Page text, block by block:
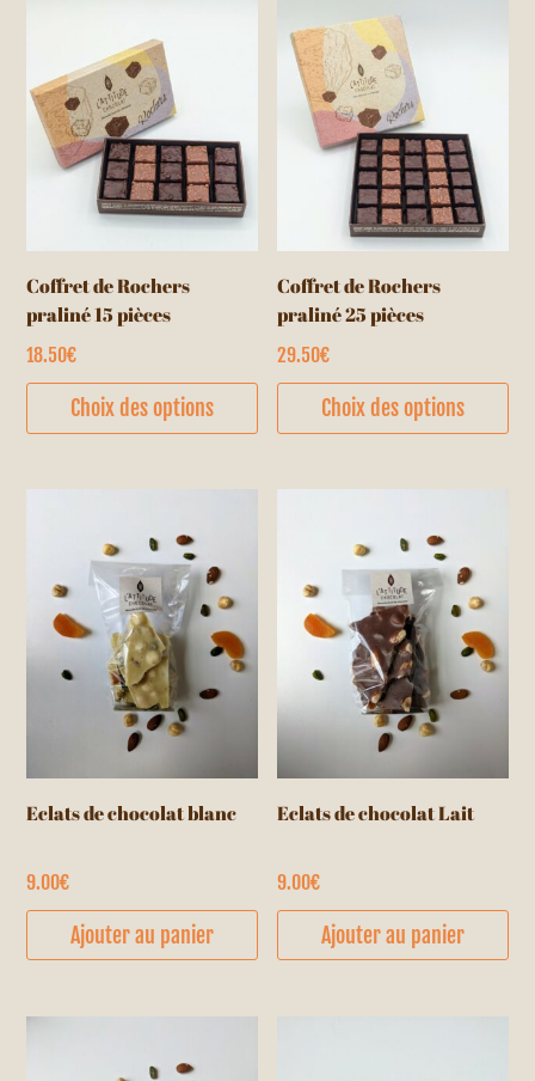
Coffret de Rochers
praliné 15 pièces
18.50€
Choix des options
Ce
produit
peuvent
choisies
produit
Coffret de Rochers
praliné 25 pièces
29.50€
Choix des options
Ce
Eclats de chocolat blanc
9.00€
Ajouter au panier
Eclats de chocolat Lait
9.00€
Ajouter au panier